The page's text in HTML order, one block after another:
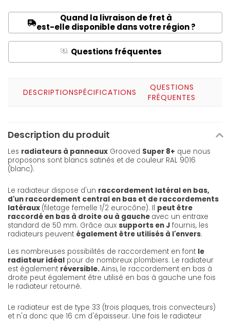
Quand la livraison de fret à
est-elle disponible dans votre région ?
Q Questions fréquentes
DESCRIPTIONSPÉCIFICATIONS
QUESTIONS
FRÉQUENTES
Description du produit
Les radiateurs à panneaux Grooved Super 8+ que nous
proposons sont blancs satinés et de couleur RAL 9016
(blanc).
Le radiateur dispose d'un raccordement latéral en bas,
d'un raccordement central en bas et de raccordements
latéraux (filetage femelle 1/2 eurocône). Il peut être
raccordé en bas à droite ou à gauche avec un entraxe
standard de 50 mm. Grâce aux supports en J fournis, les
radiateurs peuvent également être utilisés à l'envers.
Les nombreuses possibilités de raccordement en font le
radiateur idéal pour de nombreux plombiers. Le radiateur
est également réversible.Ainsi, le raccordement en bas à
droite peut également être utilisé en bas à gauche une fois
le radiateur retourné.
Le radiateur est de type 33 (trois plaques, trois convecteurs)
et n'a donc que 16 cm d'épaisseur. Une fois le radiateur